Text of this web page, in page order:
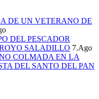
DE UN VETERANO DE
DEL PESCADOR
SALADILLO 7.Ago
COLMADA EN LA
DEL SANTO DEL PAN